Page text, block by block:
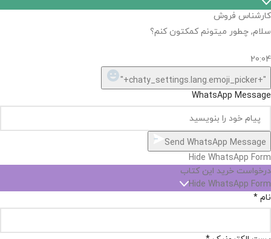
کارشناس فروش
سلام, چطور میتونم کمکتون کنم؟
20:04
"+chaty_settings.lang.emoji_picker+"
WhatsApp Message
Send WhatsApp Message
Hide WhatsApp Form
درخواست خرید این کتاب
Hide WhatsApp Form
نام *